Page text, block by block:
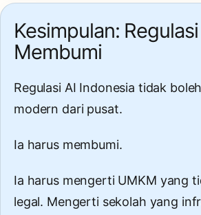
Kesimpulan:
Membumi
Regulasi AI Indonesia tidak
modern dari pusat.
Ia harus membumi.
Ia harus mengerti UMKM yang
legal. Mengerti sekolah yang